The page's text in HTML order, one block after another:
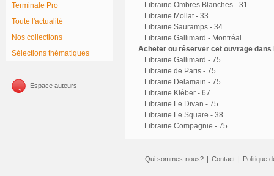
Terminale Pro
Toute l'actualité
Nos collections
Sélections thématiques
Espace auteurs
Librairie Ombres Blanches - 31
Librairie Mollat - 33
Librairie Sauramps - 34
Librairie Gallimard - Montréal
Acheter ou réserver cet ouvrage
Librairie Gallimard - 75
Librairie de Paris - 75
Librairie Delamain - 75
Librairie Kléber - 67
Librairie Le Divan - 75
Librairie Le Square - 38
Librairie Compagnie - 75
Qui sommes-nous? | Contact | Politique